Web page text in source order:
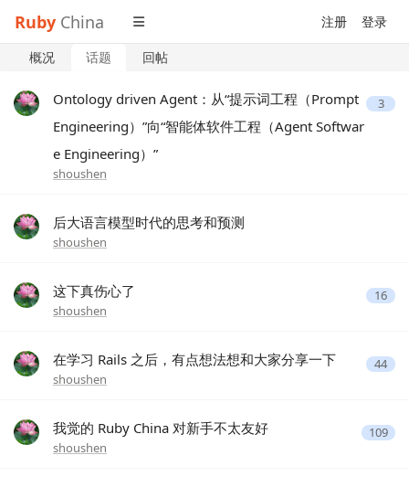
Ruby China 注册 登录
概况 话题 回帖
Ontology driven Agent：从“提示词工程（Prompt
Engineering）”向“智能体软件工程（Agent Softwar
e Engineering）”
shoushen
3
后大语言模型时代的思考和预测
shoushen
这下真伤心了
shoushen
16
在学习 Rails 之后，有点想法想和大家分享一下
shoushen
44
我觉的 Ruby China 对新手不太友好
shoushen
109